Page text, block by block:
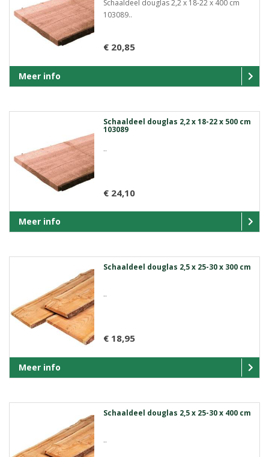
Schaaldeel douglas 2,2 x 18-22 x 400 cm
103089..
€ 20,85
Meer info
Schaaldeel douglas 2,2 x 18-22 x 500 cm
103089
..
€ 24,10
Meer info
Schaaldeel douglas 2,5 x 25-30 x 300 cm
..
€ 18,95
Meer info
Schaaldeel douglas 2,5 x 25-30 x 400 cm
..